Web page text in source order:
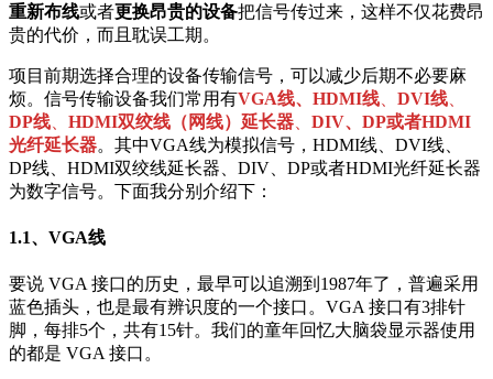
重新布线或者更换昂贵的设备把信号传过来，这样不仅花费昂
贵的代价，而且耽误工期。
项目前期选择合理的设备传输信号，可以减少后期不必要麻
烦。信号传输设备我们常用有VGA线、HDMI线 DVI线
DP线
HDMI双绞线（网线）延长器
DIV、DP或者HDMI
光纤延长器。其中VGA线为模拟信号，HDMI线、DVI线、
DP线、HDMI双绞线延长器、DIV、DP或者HDMI光纤延长器
为数字信号。下面我分别介绍下：
1.1、VGA线
要说 VGA 接口的历史，最早可以追溯到1987年了，普遍采用
蓝色插头，也是最有辨识度的一个接口。VGA 接口有3排针
脚，每排5个，共有15针。我们的童年回忆大脑袋显示器使用
的都是 VGA 接口。